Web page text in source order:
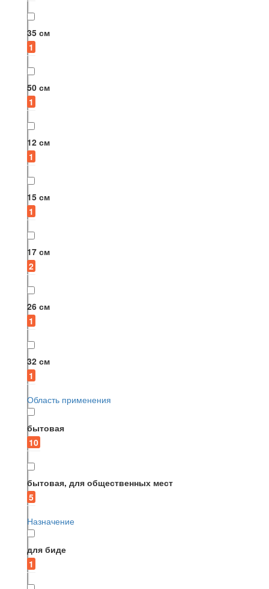
35 см
1
50 см
1
12 см
1
15 см
1
17 см
2
26 см
1
32 см
1
Область применения
бытовая
10
бытовая, для общественных мест
5
Назначение
для биде
1